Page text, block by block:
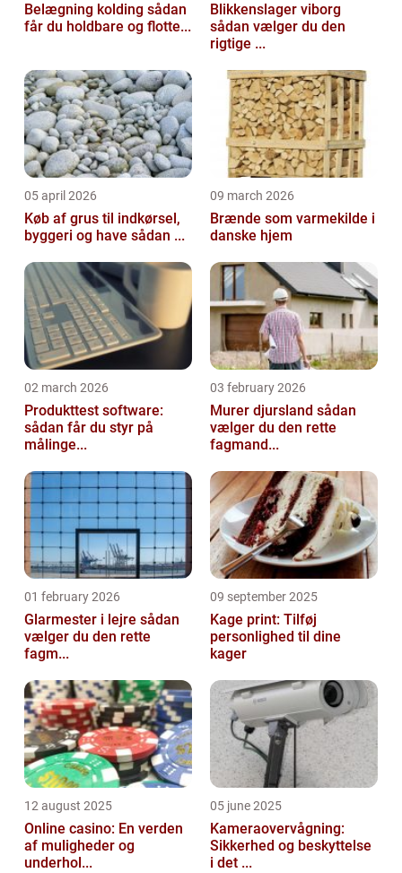
Belægning kolding sådan
får du holdbare og flotte...
Blikkenslager viborg
sådan vælger du den
rigtige ...
05 april 2026
Køb af grus til indkørsel,
byggeri og have sådan ...
09 march 2026
Brænde som varmekilde i
danske hjem
02 march 2026
Produkttest software:
sådan får du styr på
målinge...
03 february 2026
Murer djursland sådan
vælger du den rette
fagmand...
01 february 2026
Glarmester i lejre sådan
vælger du den rette
fagm...
09 september 2025
Kage print: Tilføj
personlighed til dine
kager
12 august 2025
Online casino: En verden
af muligheder og
underhol...
05 june 2025
Kameraovervågning:
Sikkerhed og beskyttelse
i det ...